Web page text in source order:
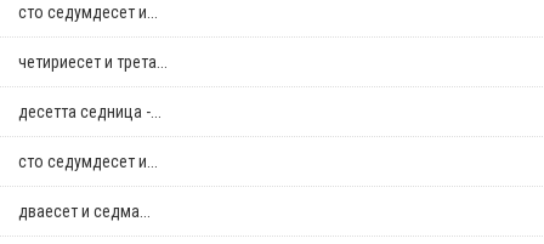
сто седумдесет и...
четириесет и трета...
десетта седница -...
сто седумдесет и...
дваесет и седма...